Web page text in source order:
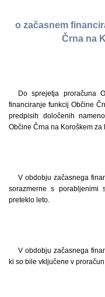
o začasnem
Črna na
Do sprejetja proračuna
financiranje funkcij Občine
predpisih določenih
Občine Črna na Koroškem za
V obdobju začasnega
sorazmerne s porabljenimi
preteklo leto.
V obdobju začasnega
ki so bile vključene v proračun